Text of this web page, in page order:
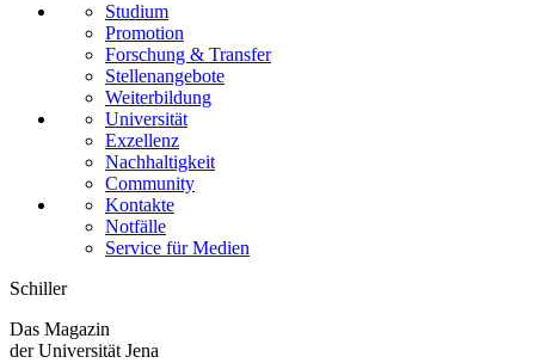
Studium
Promotion
Forschung & Transfer
Stellenangebote
Weiterbildung
Universität
Exzellenz
Nachhaltigkeit
Community
Kontakte
Notfälle
Service für Medien
Schiller
Das Magazin
der Universität Jena